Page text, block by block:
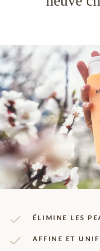
ÉLIMINE LES
AFFINE ET